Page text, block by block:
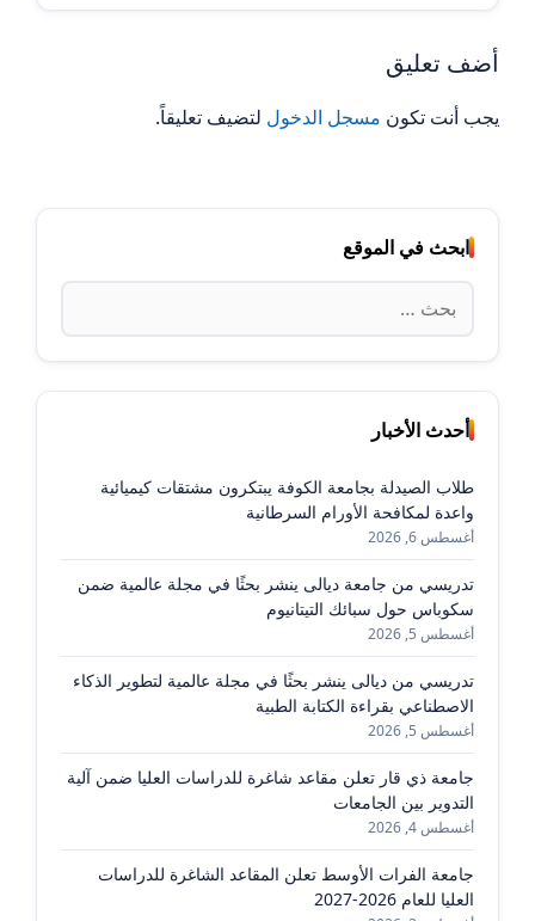
أضف تعليق
يجب أنت تكون مسجل الدخول لتضيف تعليقاً.
ابحث في الموقع
البحث
عن:
أحدث الأخبار
طلاب الصيدلة بجامعة الكوفة يبتكرون مشتقات كيميائية
واعدة لمكافحة الأورام السرطانية
أغسطس 6, 2026
تدريسي من جامعة ديالى ينشر بحثًا في مجلة عالمية ضمن
سكوباس حول سبائك التيتانيوم
أغسطس 5, 2026
تدريسي من ديالى ينشر بحثًا في مجلة عالمية لتطوير الذكاء
الاصطناعي بقراءة الكتابة الطبية
أغسطس 5, 2026
جامعة ذي قار تعلن مقاعد شاغرة للدراسات العليا ضمن آلية
التدوير بين الجامعات
أغسطس 4, 2026
جامعة الفرات الأوسط تعلن المقاعد الشاغرة للدراسات
العليا للعام 2026-2027